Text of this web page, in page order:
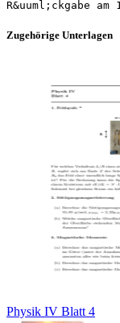
Zugehörige Unterlagen
Physik IV Blatt 4